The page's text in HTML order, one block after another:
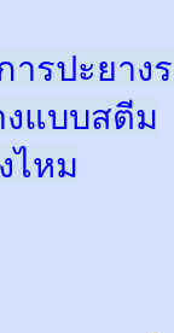
รปะยาง
งแบบสตีม
ไหม